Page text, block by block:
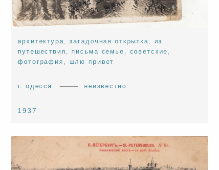
архитектура,загадочная открытка, из
путешествия , письма семье , советские ,
фотография , шлю привет
г. одесса неизвестно
1937